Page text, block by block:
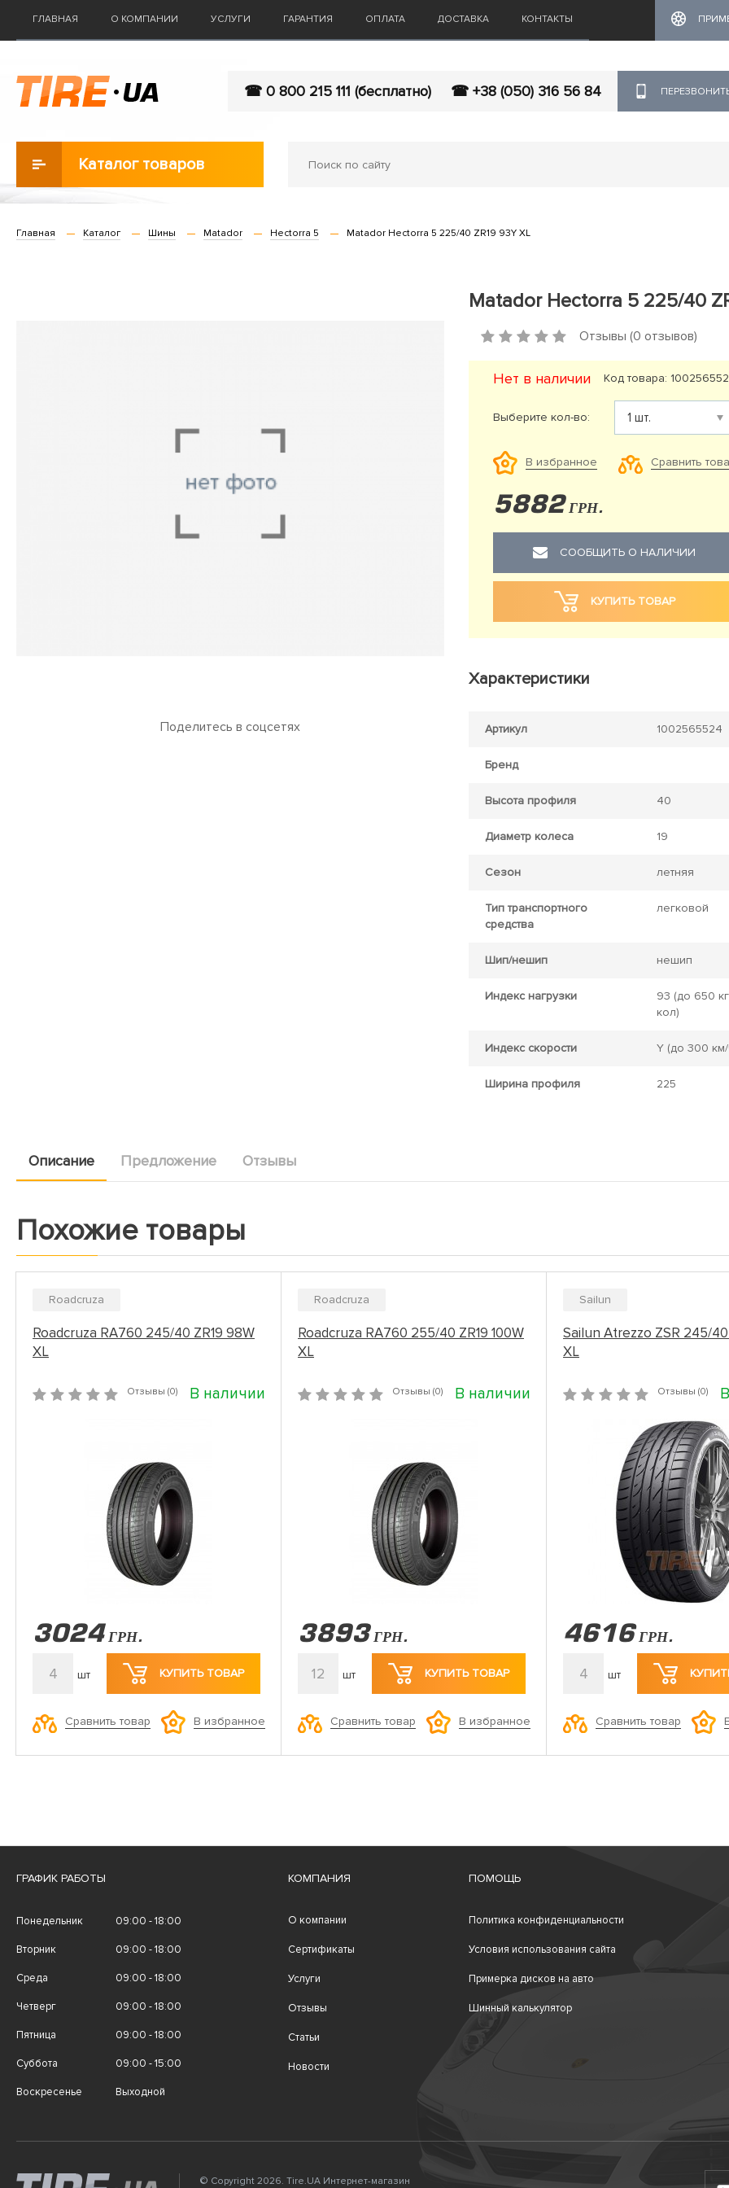
ГЛАВНАЯ О КОМПАНИИ УСЛУГИ ГАРАНТИЯ ОПЛАТА ДОСТАВКА КОНТАКТЫ
☎ 0 800 215 111 (бесплатно) ☎ +38 (050) 316 56 84
Каталог товаров
Главная Каталог Шины Matador Hectorra 5 Matador Hectorra 5 225/40 ZR19 93Y XL
Поделитесь в соцсетях
Matador Hectorra 5 225/40
Отзывы (0 отзывов)
Нет в наличии Код товара:
Выберите кол-во:
В избранное Сравнить
5882 ГРН.
СООБЩИТЬ О НАЛИЧИИ
КУПИТЬ ТОВАР
Характеристики
Артикул 1002565524
Бренд
Высота профиля 40
Диаметр колеса 19
Сезон летняя
Тип транспортного
средства
легковой
Шип/нешип нешип
Индекс нагрузки 93 (до 650
кол)
Индекс скорости Y(до 300 км/
Ширина профиля 225
Описание Предложение Отзывы
Похожие товары
Roadcruza
Roadcruza RA760 245/40 ZR19 98W
XL
Отзывы (0) В наличии
3024 ГРН.
4 шт КУПИТЬ ТОВАР
Сравнить товар В избранное
Roadcruza
Roadcruza RA760 255/40 ZR19 100W
XL
Отзывы (0) В наличии
3893 ГРН.
12 шт КУПИТЬ ТОВАР
Сравнить товар В избранное
Sailun
Sailun Atrezzo ZSR 245/
XL
Отзывы (0)
4616 ГРН.
4 шт
Сравнить товар
ГРАФИК РАБОТЫ
Понедельник 09:00 - 18:00
Вторник 09:00 - 18:00
Среда 09:00 - 18:00
Четверг 09:00 - 18:00
Пятница 09:00 - 18:00
Суббота 09:00 - 15:00
Воскресенье Выходной
КОМПАНИЯ
О компании
Сертификаты
Услуги
Отзывы
Статьи
Новости
ПОМОЩЬ
Политика конфиденциальности
Условия использования сайта
Примерка дисков на авто
Шинный калькулятор
© Copyright 2026. Tire.UA Интернет-магазин